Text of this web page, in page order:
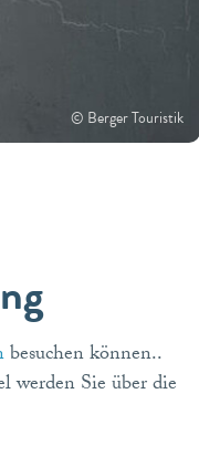
© Berger Touristik
besuchen können..
Sie über die